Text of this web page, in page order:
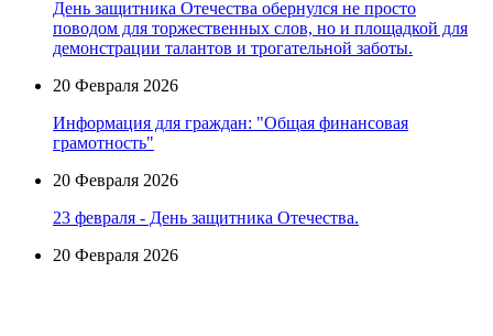
День защитника Отечества обернулся не просто
поводом для торжественных слов, но и площадкой для
демонстрации талантов и трогательной заботы.
20 Февраля 2026
Информация для граждан: "Общая финансовая
грамотность"
20 Февраля 2026
23 февраля - День защитника Отечества.
20 Февраля 2026